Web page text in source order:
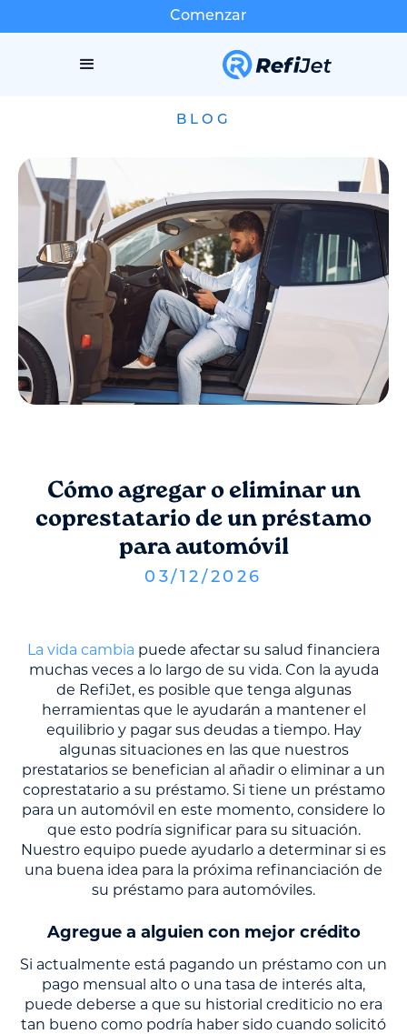
Comenzar
BLOG
Cómo agregar o eliminar un
coprestatario de un préstamo
para automóvil
03/ 12 / 2026
La vida cambia puede afectar su salud financiera
muchas veces a lo largo de su vida. Con la ayuda
de RefiJet, es posible que tenga algunas
herramientas que le ayudarán a mantener el
equilibrio y pagar sus deudas a tiempo. Hay
algunas situaciones en las que nuestros
prestatarios se benefician al añadir o eliminar a un
coprestatario a su préstamo. Si tiene un préstamo
para un automóvil en este momento, considere lo
que esto podría significar para su situación.
Nuestro equipo puede ayudarlo a determinar si es
una buena idea para la próxima refinanciación de
su préstamo para automóviles.
Agregue a alguien con mejor crédito
Si actualmente está pagando un préstamo con un
pago mensual alto o una tasa de interés alta,
puede deberse a que su historial crediticio no era
tan bueno como podría haber sido cuando solicitó